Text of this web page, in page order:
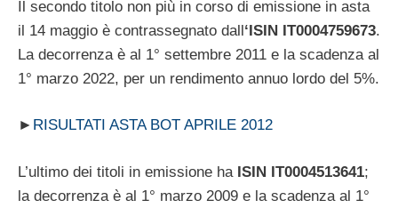
Il secondo titolo non più in corso di emissione in asta
il 14 maggio è contrassegnato dall‘ISIN IT0004759673.
La decorrenza è al 1° settembre 2011 e la scadenza al
1° marzo 2022, per un rendimento annuo lordo del 5%.
► RISULTATI ASTA BOT APRILE 2012
L’ultimo dei titoli in emissione ha ISIN IT0004513641;
la decorrenza è al 1° marzo 2009 e la scadenza al 1°